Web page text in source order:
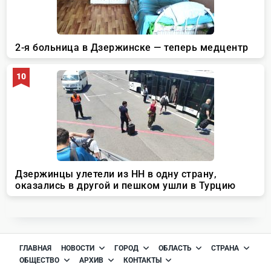
ГЛАВНАЯ НОВОСТИ ГОРОД ОБЛАСТЬ
СТРАНА
ОБЩЕСТВО
АРХИВ КОНТАКТЫ